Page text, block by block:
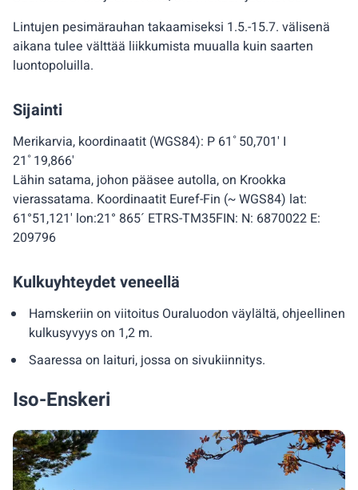
Lintujen pesimärauhan takaamiseksi 1.5.-15.7. välisenä
aikana tulee välttää liikkumista muualla kuin saarten
luontopoluilla.
Sijainti
Merikarvia, koordinaatit (WGS84): P 61˚50,701' I
21˚19,866'
Lähin satama, johon pääsee autolla, on Krookka
vierassatama. Koordinaatit Euref-Fin (~ WGS84) lat:
61°51,121' lon:21° 865´ ETRS-TM35FIN: N: 6870022 E:
209796
Kulkuyhteydet veneellä
Hamskeriin on viitoitus Ouraluodon väylältä, ohjeellinen
kulkusyvyys on 1,2 m.
Saaressa on laituri, jossa on sivukiinnitys.
Iso-Enskeri